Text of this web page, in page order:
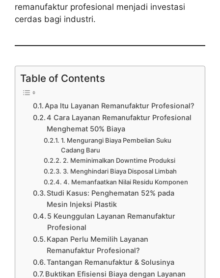
remanufaktur profesional menjadi investasi
cerdas bagi industri.
Table of Contents
Apa Itu Layanan Remanufaktur Profesional?
4 Cara Layanan Remanufaktur Profesional
Menghemat 50% Biaya
1. Mengurangi Biaya Pembelian Suku
Cadang Baru
2. Meminimalkan Downtime Produksi
3. Menghindari Biaya Disposal Limbah
4. Memanfaatkan Nilai Residu Komponen
Studi Kasus: Penghematan 52% pada
Mesin Injeksi Plastik
5 Keunggulan Layanan Remanufaktur
Profesional
Kapan Perlu Memilih Layanan
Remanufaktur Profesional?
Tantangan Remanufaktur & Solusinya
Buktikan Efisiensi Biaya dengan Layanan